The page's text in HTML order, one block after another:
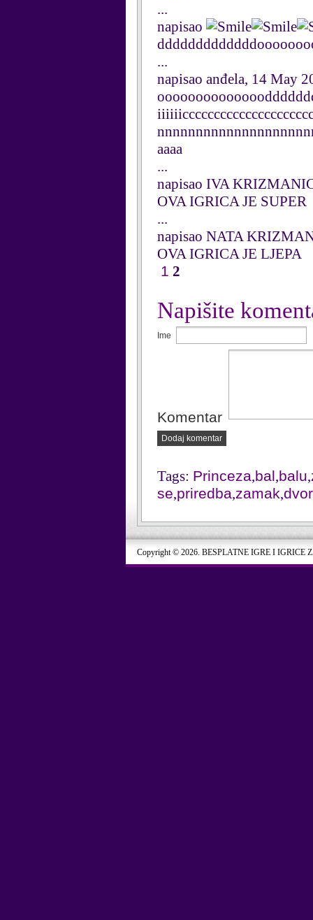
...
napisao
...
napisao anđela, 14 May
aaaa
...
napisao IVA
OVA IGRICA JE SUPER
...
napisao NATA
OVA IGRICA JE LJEPA
1 2
Napišite
Ime
Komentar
Dodaj komentar
Tags: Princeza,bal,balu,
se,priredba,zamak,
Copyright © 2026. BESPLATNE IGRE I IGRICE